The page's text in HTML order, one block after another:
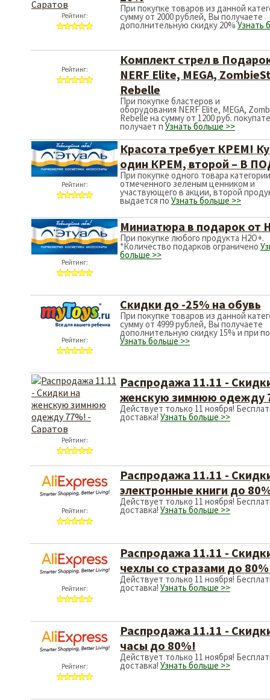
При покупке товаров
сумму от 2000
дополнительную
Комплект
NERF Elite,
При покупке
оборудования NERF
Rebelle на сумму от
получает пУзнать
Красота
один КРЕМ,
При покупке одного
отмеченного
участвующего в
выдается поУзнать
Миниатюра в
При покупке любого
*Количество
больше >>
Скидки до -
При покупке товаров
сумму от 4999
дополнительную
Узнать больше >>
Распродажа
женскую
Действует только 11
доставка!Узнать
Рейтинг:
электронные
Действует только 11
доставка!Узнать
Рейтинг:
чехлы со
Действует только 11
доставка!Узнать
Рейтинг:
часы до 80%!
Действует только 11
доставка!Узнать